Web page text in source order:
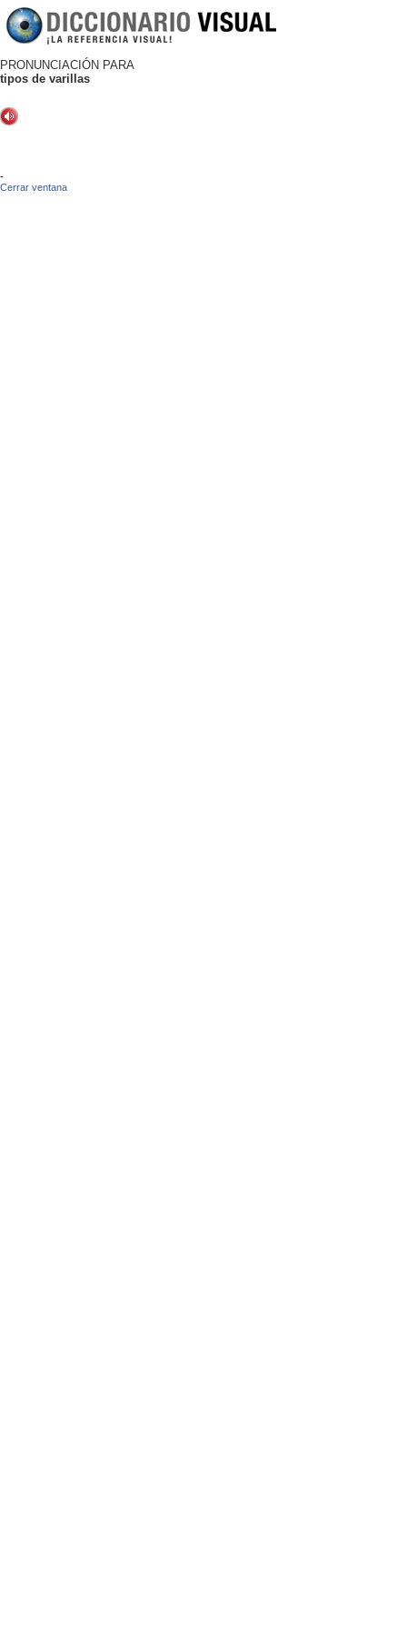
PRONUNCIACIÓN PARA
tipos de varillas
-
Cerrar ventana